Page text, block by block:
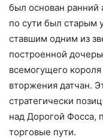
был основан ранний
по сути был старым
ставшим одним из
построенной
всемогущего
вторжения датчан.
стратегически
над Дорогой Фосса,
торговые пути.